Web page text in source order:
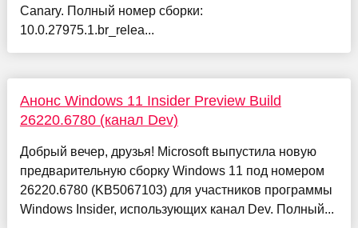
Canary. Полный номер сборки:
10.0.27975.1.br_relea...
Анонс Windows 11 Insider Preview Build
26220.6780 (канал Dev)
Добрый вечер, друзья! Microsoft выпустила новую
предварительную сборку Windows 11 под номером
26220.6780 (KB5067103) для участников программы
Windows Insider, использующих канал Dev. Полный...